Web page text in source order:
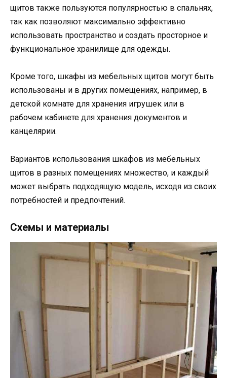
щитов также пользуются популярностью в спальнях,
так как позволяют максимально эффективно
использовать пространство и создать просторное и
функциональное хранилище для одежды.
Кроме того, шкафы из мебельных щитов могут быть
использованы и в других помещениях, например, в
детской комнате для хранения игрушек или в
рабочем кабинете для хранения документов и
канцелярии.
Вариантов использования шкафов из мебельных
щитов в разных помещениях множество, и каждый
может выбрать подходящую модель, исходя из своих
потребностей и предпочтений.
Схемы и материалы